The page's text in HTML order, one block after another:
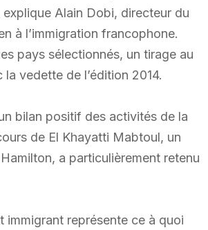
Alain Dobi, directeur du
à l’immigration francophone.
pays sélectionnés, un tirage au
vedette de l’édition 2014.
bilan positif des activités de la
de El Khayatti Mabtoul, un
a particulièrement retenu
immigrant représente ce à quoi